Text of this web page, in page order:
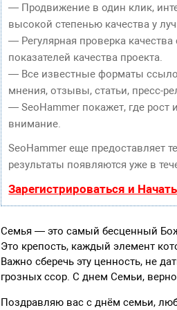
— Продвижение в один клик,
высокой степенью качества у
— Регулярная проверка
показателей качества проекта.
— Все известные форматы
мнения, отзывы, статьи, пресс-
— SeoHammer покажет, где рост
внимание.
SeoHammer еще предоставляет
результаты появляются уже в
Зарегистрироваться и
Семья — это самый бесценный
Это крепость, каждый элемент
Важно сберечь эту ценность, не
грозных ссор. С днем Семьи,
Поздравляю вас с днём семьи,